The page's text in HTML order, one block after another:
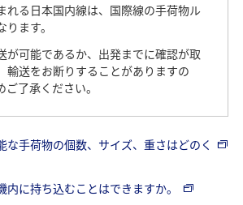
れる日本国内線は、国際線の手荷物ル
ます。
が可能であるか、出発までに確認が取
輸送をお断りすることがありますの
了承ください。
な手荷物の個数、サイズ、重さはどのく
に持ち込むことはできますか。